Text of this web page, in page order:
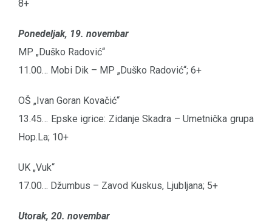
8+
Ponedeljak, 19. novembar
MP „Duško Radović“
11.00… Mobi Dik – MP „Duško Radović“; 6+
OŠ „Ivan Goran Kovačić“
13.45… Epske igrice: Zidanje Skadra – Umetnička grupa
Hop.La; 10+
UK „Vuk“
17.00… Džumbus – Zavod Kuskus, Ljubljana; 5+
Utorak, 20. novembar